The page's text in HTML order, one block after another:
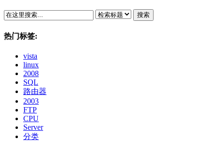
搜索
热门标签:
vista
linux
2008
SQL
路由器
2003
FTP
CPU
Server
分类